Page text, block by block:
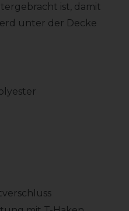
ist, damit
unter der Decke